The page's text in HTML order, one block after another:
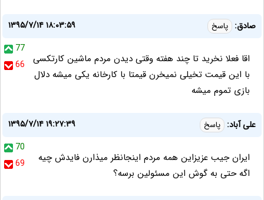
صادق: پاسخ
۱۳۹۵/۷/۱۴ ۱۸:۰۳:۵۹
77
66
اقا فعلا نخرید تا چند هفته وقتی دیدن مردم ماشین کارتکسی
با این قیمت تخیلی نمیخرن قیمتا با کارخانه یکی میشه دلال
بازی تموم میشه
على آباد: پاسخ
۱۳۹۵/۷/۱۴ ۱۹:۲۷:۳۹
70
69
ايران جيب عزيزاين همه مردم اينجانظر ميذارن فايدش چيه
اگه حتى به گوش اين مسئولين برسه؟